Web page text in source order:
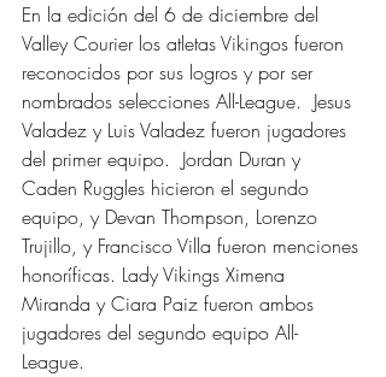
En la edición del 6 de diciembre del
Valley Courier los atletas Vikingos fueron
reconocidos por sus logros y por ser
nombrados selecciones All-League.  Jesus
Valadez y Luis Valadez fueron jugadores
del primer equipo.  Jordan Duran y
Caden Ruggles hicieron el segundo
equipo, y Devan Thompson, Lorenzo
Trujillo, y Francisco Villa fueron menciones
honoríficas. Lady Vikings Ximena
Miranda y Ciara Paiz fueron ambos
jugadores del segundo equipo All-
League.